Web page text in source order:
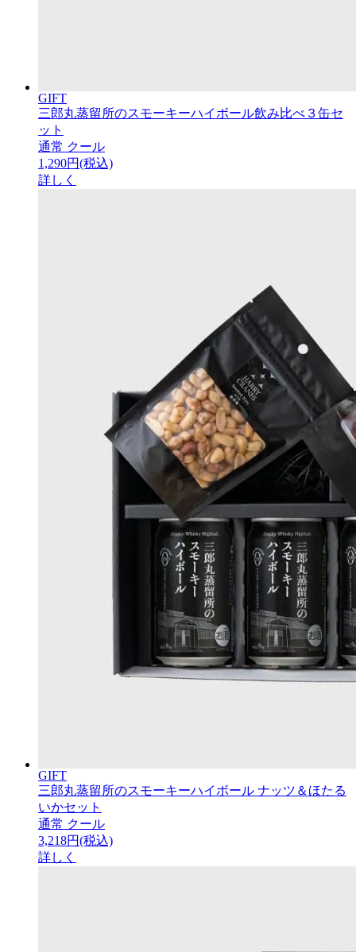
GIFT
三郎丸蒸留所のスモーキーハイボール飲み比べ３缶セ
ット
通常 クール
1,290円(税込)
詳しく
GIFT
三郎丸蒸留所のスモーキーハイボール ナッツ＆ほたる
いかセット
通常 クール
3,218円(税込)
詳しく